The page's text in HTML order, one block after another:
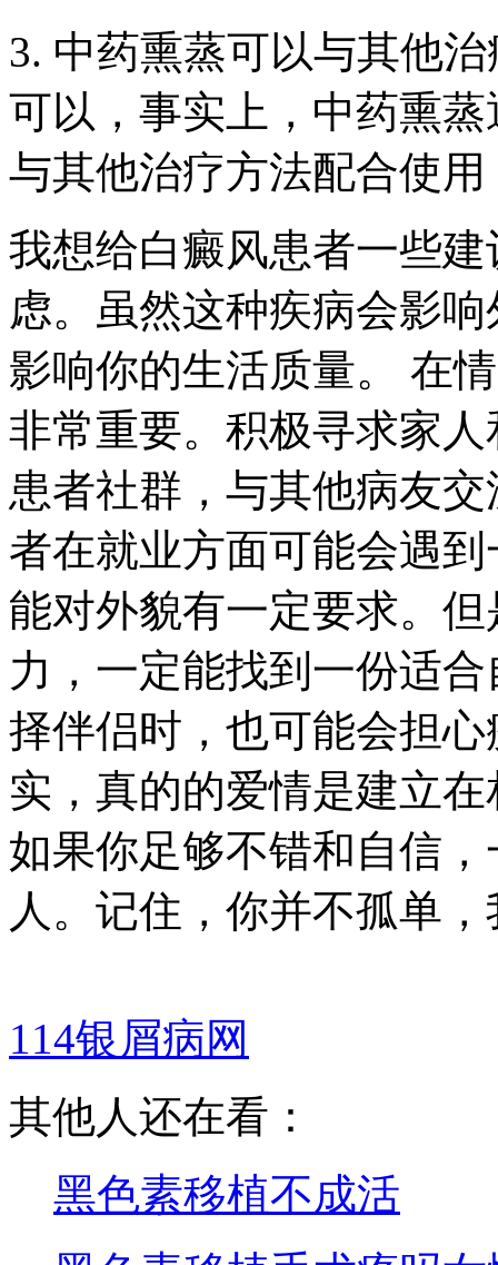
3. 中药熏蒸可以与其他
可以，事实上，中药熏
与其他治疗方法配合使
我想给白癜风患者一些
虑。虽然这种疾病会影
影响你的生活质量。 在
非常重要。积极寻求家
患者社群，与其他病友
者在就业方面可能会遇
能对外貌有一定要求。
力，一定能找到一份适
择伴侣时，也可能会担
实，真的的爱情是建立
如果你足够不错和自信
人。记住，你并不孤单
114银屑病网
其他人还在看：
黑色素移植不成活